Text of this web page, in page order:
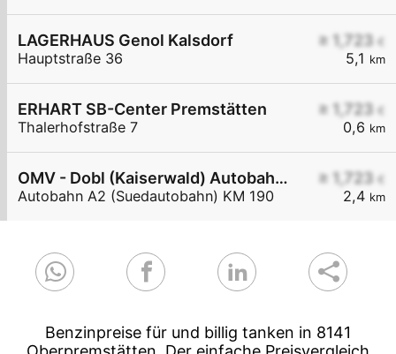
≥ 1,723 €
5,1 km
LAGERHAUS Genol Kalsdorf
Hauptstraße 36
≥ 1,723 €
0,6 km
ERHART SB-Center Premstätten
Thalerhofstraße 7
≥ 1,723 €
2,4 km
OMV - Dobl (Kaiserwald) Autobahn A2 (Südautobahn) KM 190
Autobahn A2 (Suedautobahn) KM 190
Benzinpreise für und billig tanken in 8141